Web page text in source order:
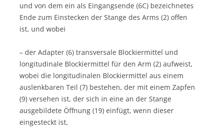
und von dem ein als Eingangsende (6C) bezeichnetes
Ende zum Einstecken der Stange des Arms (2) offen
ist, und wobei
– der Adapter (6) transversale Blockiermittel und
longitudinale Blockiermittel für den Arm (2) aufweist,
wobei die longitudinalen Blockiermittel aus einem
auslenkbaren Teil (7) bestehen, der mit einem Zapfen
(9) versehen ist, der sich in eine an der Stange
ausgebildete Öffnung (19) einfügt, wenn dieser
eingesteckt ist,